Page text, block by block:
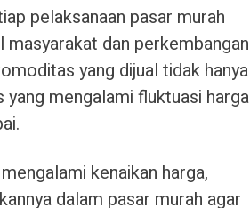
pelaksanaan pasar murah
dan perkembangan
yang dijual tidak hanya
mengalami fluktuasi harga
kenaikan harga,
dalam pasar murah agar